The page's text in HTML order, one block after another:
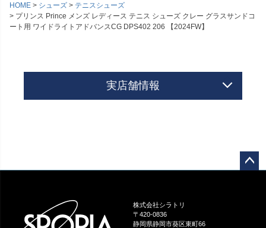
HOME シューズ
テニスシューズ
プリンス Prince メンズ レディース テニス シューズ クレー グラスサンドコ
ート用 ワイドライトアドバンスCG DPS402 206 【2024FW】
実店舗情報
株式会社シラトリ
〒420-0836
静岡県静岡市葵区東町66